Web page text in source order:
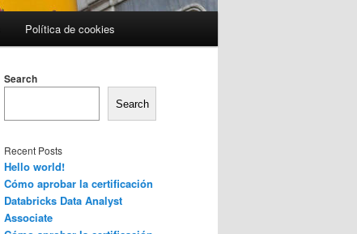
Política de cookies
Search
Search
Recent Posts
Hello world!
Cómo aprobar la certificación
Databricks Data Analyst
Associate